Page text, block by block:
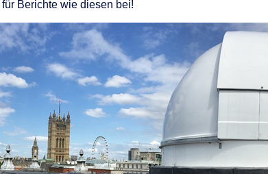
für Berichte wie diesen bei!